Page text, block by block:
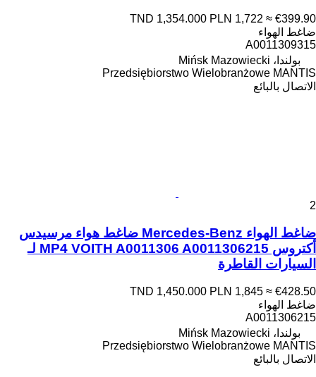
TND 1,354.000 PLN 1,722 ≈ €399.90
ضاغط الهواء
A0011309315
بولندا، Mińsk Mazowiecki
Przedsiębiorstwo Wielobranżowe MANTIS
الاتصال بالبائع
2
ضاغط الهواء Mercedes-Benz ضاغط هواء مرسيدس
أكتروس MP4 VOITH A0011306 A0011306215 لـ
السيارات القاطرة
TND 1,450.000 PLN 1,845 ≈ €428.50
ضاغط الهواء
A0011306215
بولندا، Mińsk Mazowiecki
Przedsiębiorstwo Wielobranżowe MANTIS
الاتصال بالبائع